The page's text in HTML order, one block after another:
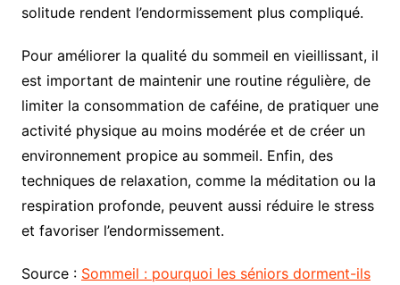
solitude rendent l’endormissement plus compliqué.
Pour améliorer la qualité du sommeil en vieillissant, il
est important de maintenir une routine régulière, de
limiter la consommation de caféine, de pratiquer une
activité physique au moins modérée et de créer un
environnement propice au sommeil. Enfin, des
techniques de relaxation, comme la méditation ou la
respiration profonde, peuvent aussi réduire le stress
et favoriser l’endormissement.
Source : Sommeil : pourquoi les séniors dorment-ils